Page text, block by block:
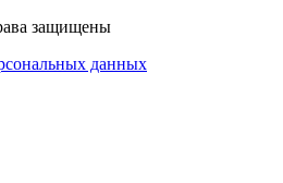
защищены
данных